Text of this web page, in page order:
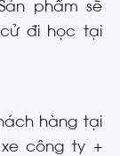
phẩm sẽ
cử đi học tại
hàng tại
công ty +